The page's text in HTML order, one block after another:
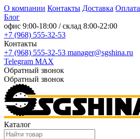
О компании Контакты Доставка Оплата
Блог
офис 9:00-18:00 / склад 8:00-22:00
+7 (968) 555-32-53
Контакты
+7 (968) 555-32-53 manager@sgshina.ru
Telegram MAX
Обратный звонок
Обратный звонок
Каталог